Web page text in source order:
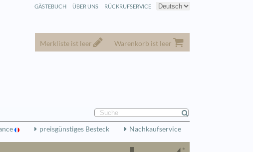
RÜCKRUFSERVICE
ÜBER UNS
GÄSTEBUCH
Merkliste ist leer Warenkorb ist leer
preisgünstiges Besteck Nachkaufservice